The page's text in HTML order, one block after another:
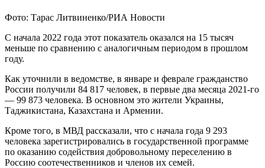
Фото: Тарас Литвиненко/РИА Новости
С начала 2022 года этот показатель оказался на 15 тысяч
меньше по сравнению c аналогичным периодом в прошлом
году.
Как уточнили в ведомстве, в январе и феврале гражданство
России получили 84 817 человек, в первые два месяца 2021-го
— 99 873 человека. В основном это жители Украины,
Таджикистана, Казахстана и Армении.
Кроме того, в МВД рассказали, что с начала года 9 293
человека зарегистрировались в государственной программе
по оказанию содействия добровольному переселению в
Россию соотечественников и членов их семей.